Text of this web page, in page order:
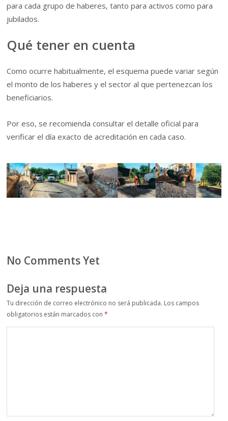
para cada grupo de haberes, tanto para activos como para
jubilados.
Qué tener en cuenta
Como ocurre habitualmente, el esquema puede variar según
el monto de los haberes y el sector al que pertenezcan los
beneficiarios.
Por eso, se recomienda consultar el detalle oficial para
verificar el día exacto de acreditación en cada caso.
No Comments Yet
Deja una respuesta
Tu dirección de correo electrónico no será publicada. Los campos
obligatorios están marcados con*